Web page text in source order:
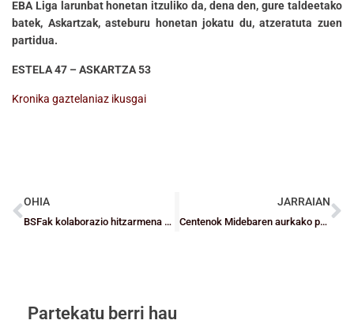
EBA Liga larunbat honetan itzuliko da, dena den, gure taldeetako
batek, Askartzak, asteburu honetan jokatu du, atzeratuta zuen
partidua.
ESTELA 47 – ASKARTZA 53
Kronika gaztelaniaz ikusgai
OHIA
BSFak kolaborazio hitzarmena sinatu du Zona Bizkainarekin
JARRAIAN
Centenok Midebaren aurkako partiduan garaipena eman dio Bidaideak Bilbao BSRri
Partekatu berri hau